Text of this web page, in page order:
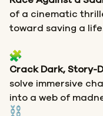
of a cinematic
toward saving a
Crack Dark, Story-
solve immersive
into a web of